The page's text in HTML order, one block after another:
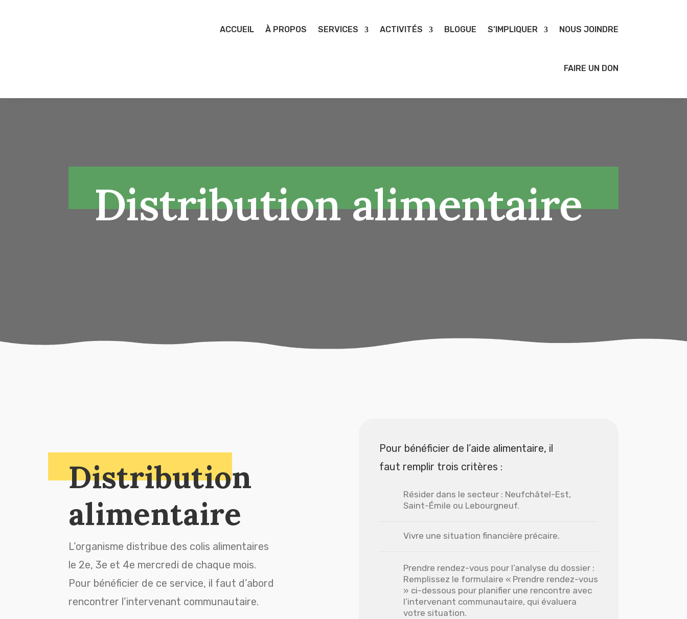
ACCUEIL À PROPOS SERVICES ACTIVITÉS BLOGUE S’IMPLIQUER NOUS JOINDRE
FAIRE UN DON
Distribution alimentaire
Distribution
alimentaire
L’organisme distribue des colis alimentaires
le 2e, 3e et 4e mercredi de chaque mois.
Pour bénéficier de ce service, il faut d’abord
rencontrer l’intervenant communautaire.
Pour bénéficier de l’aide alimentaire, il
faut remplir trois critères :
Résider dans le secteur : Neufchâtel-Est,
Saint-Émile ou Lebourgneuf.
Vivre une situation financière précaire.
Prendre rendez-vous pour l’analyse du dossier :
Remplissez le formulaire « Prendre rendez-vous
» ci-dessous pour planifier une rencontre avec
l’intervenant communautaire, qui évaluera
votre situation.